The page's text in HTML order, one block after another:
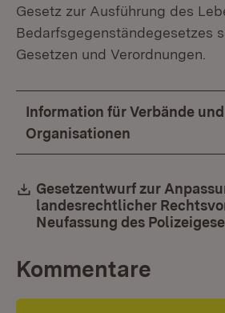
Gesetz zur Ausführung des
Bedarfsgegenständegesetzes
Gesetzen und Verordnungen.
Information für Verbände und
Organisationen
Download:
Gesetzentwurf zur
landesrechtlicher
Neufassung des
Kommentare